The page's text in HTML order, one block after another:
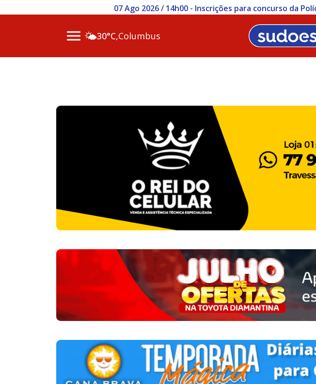
07 Ago 2026 / 14h00 - Inscrições para concurso da
🌤️30°C,Columbus